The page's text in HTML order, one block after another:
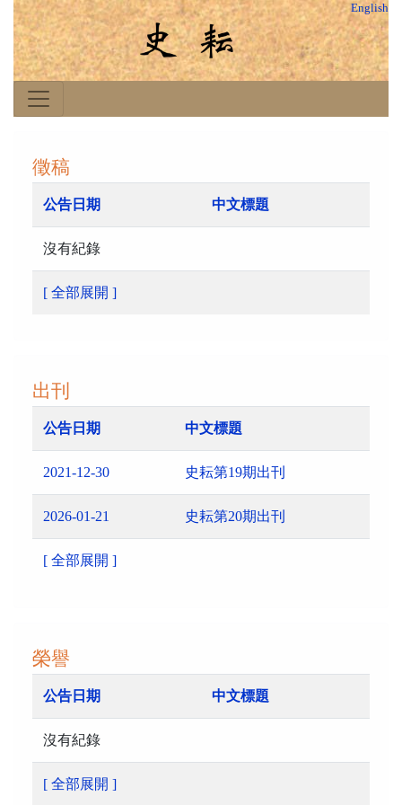
English
徵稿
公告日期 中文標題
沒有紀錄
[ 全部展開 ]
出刊
公告日期 中文標題
2021-12-30 史耘第19期出刊
2026-01-21 史耘第20期出刊
[ 全部展開 ]
榮譽
公告日期 中文標題
沒有紀錄
[ 全部展開 ]